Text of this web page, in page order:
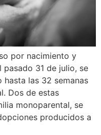
por nacimiento y
31 de julio, se
hasta las 32 semanas
Dos de estas
monoparental, se
producidos a